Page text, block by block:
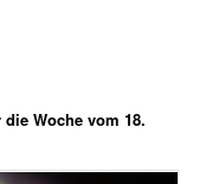
Woche vom 18.